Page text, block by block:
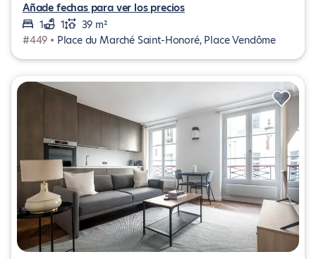
Añade fechas para ver los precios
1
1
39 m²
#449 • Place du Marché Saint-Honoré, Place Vendôme